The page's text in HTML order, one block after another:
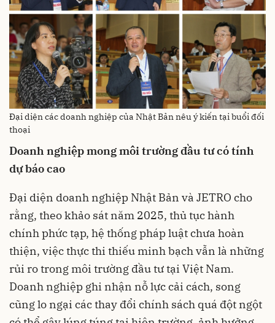
Đại diện các doanh nghiệp của Nhật Bản nêu ý kiến tại buổi đối
thoại
Doanh nghiệp mong môi trường đầu tư có tính
dự báo cao
Đại diện doanh nghiệp Nhật Bản và JETRO cho
rằng, theo khảo sát năm 2025, thủ tục hành
chính phức tạp, hệ thống pháp luật chưa hoàn
thiện, việc thực thi thiếu minh bạch vẫn là những
rủi ro trong môi trường đầu tư tại Việt Nam.
Doanh nghiệp ghi nhận nỗ lực cải cách, song
cũng lo ngại các thay đổi chính sách quá đột ngột